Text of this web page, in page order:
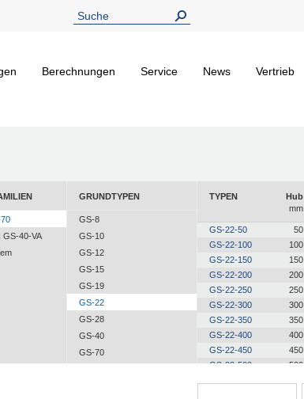
Berechnungen Service News Vertrieb
GS-40-VA
GRUNDTYPEN
GS-8
GS-10
GS-12
GS-15
GS-19
GS-22
GS-28
GS-40
GS-70
TYPEN
Hub
mm
GS-22-50 50
GS-22-100
100
GS-22-150
150
GS-22-200
200
GS-22-250
250
GS-22-300
300
GS-22-350
350
GS-22-400
400
GS-22-450
450
GS-22-500
500